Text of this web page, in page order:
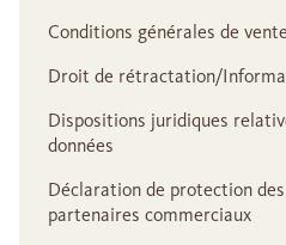
Conditions générales de vente
Droit de rétractation/
Dispositions juridiques
données
Déclaration de protection
partenaires commerciaux